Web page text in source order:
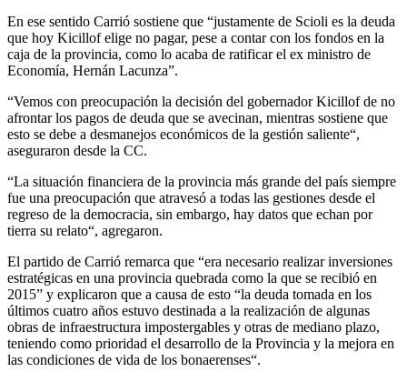
En ese sentido Carrió sostiene que “justamente de Scioli es la deuda
que hoy Kicillof elige no pagar, pese a contar con los fondos en la
caja de la provincia, como lo acaba de ratificar el ex ministro de
Economía, Hernán Lacunza”.
“Vemos con preocupación la decisión del gobernador Kicillof de no
afrontar los pagos de deuda que se avecinan, mientras sostiene que
esto se debe a desmanejos económicos de la gestión saliente“,
aseguraron desde la CC.
“La situación financiera de la provincia más grande del país siempre
fue una preocupación que atravesó a todas las gestiones desde el
regreso de la democracia, sin embargo, hay datos que echan por
tierra su relato“, agregaron.
El partido de Carrió remarca que “era necesario realizar inversiones
estratégicas en una provincia quebrada como la que se recibió en
2015” y explicaron que a causa de esto “la deuda tomada en los
últimos cuatro años estuvo destinada a la realización de algunas
obras de infraestructura impostergables y otras de mediano plazo,
teniendo como prioridad el desarrollo de la Provincia y la mejora en
las condiciones de vida de los bonaerenses“.